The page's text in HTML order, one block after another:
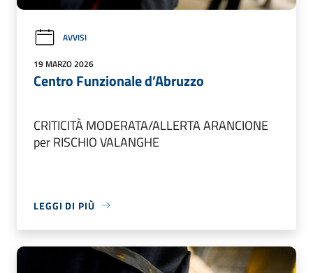
AVVISI
19 MARZO 2026
Centro Funzionale d’Abruzzo
CRITICITÀ MODERATA/ALLERTA ARANCIONE
per RISCHIO VALANGHE
LEGGI DI PIÙ